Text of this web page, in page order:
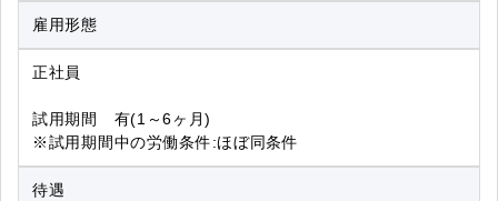
雇用形態
正社員
試用期間 有(1～6ヶ月)
※試用期間中の労働条件:ほぼ同条件
待遇